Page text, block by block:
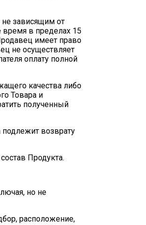
зависящим от
время в пределах 15
имеет право
не осуществляет
оплату полной
качества либо
Товара и
полученный
подлежит возврату
Продукта.
но не
расположение,